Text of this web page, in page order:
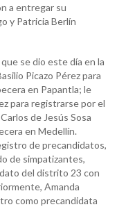
a entregar su
y Patricia Berlín
se dio este día en la
Picazo Pérez para
en Papantla; le
para registrarse por el
de Jesús Sosa
en Medellín.
de precandidatos,
de simpatizantes,
del distrito 23 con
Amanda
como precandidata